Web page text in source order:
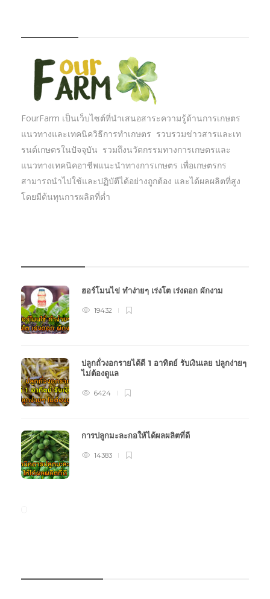
FourFarm เป็นเว็บไซต์ที่นำเสนอสาระความรู้ด้านการเกษตร
แนวทางและเทคนิควิธีการทำเกษตร รวบรวมข่าวสารและเท
รนด์เกษตรในปัจจุบัน รวมถึงนวัตกรรมทางการเกษตรและ
แนวทางเทคนิคอาชีพแนะนำทางการเกษตร เพื่อเกษตรกร
สามารถนำไปใช้และปฏิบัตืได้อย่างถูกต้อง และได้ผลผลิตที่สูง
โดยมีต้นทุนการผลิตที่ต่ำ
ฮอร์โมนไข่ ทำง่ายๆ เร่งโต เร่งดอก ผักงาม
19432
ปลูกถั่วงอกรายได้ดี 1 อาทิตย์ รับเงินเลย ปลูกง่ายๆ
ไม่ต้องดูแล
6424
การปลูกมะละกอให้ได้ผลผลิตที่ดี
14383